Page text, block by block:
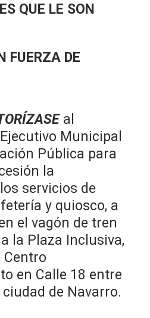
QUE LE SON
FUERZA DE
al
Municipal
Pública para
la
servicios de
y quiosco, a
el vagón de tren
la Plaza Inclusiva,
Centro
en Calle 18 entre
ciudad de Navarro.